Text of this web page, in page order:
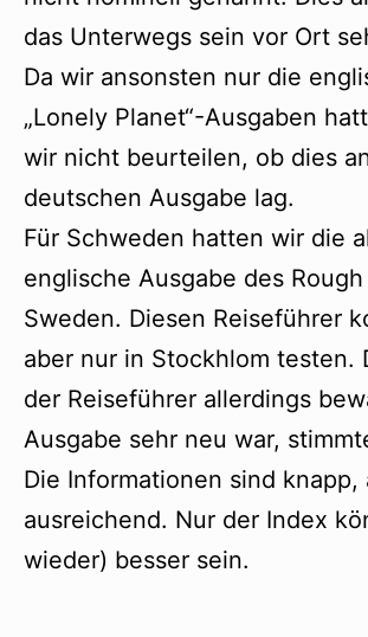
das Unterwegs sein vor Ort
Da wir ansonsten nur die
„Lonely Planet“-Ausgaben
wir nicht beurteilen, ob dies
deutschen Ausgabe lag.
Für Schweden hatten wir die
englische Ausgabe des
Sweden. Diesen Reiseführer
aber nur in Stockhlom testen.
der Reiseführer allerdings
Ausgabe sehr neu war,
Die Informationen sind knapp,
ausreichend. Nur der Index
wieder) besser sein.